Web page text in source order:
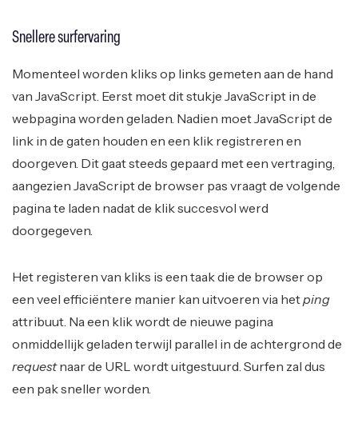
Snellere surfervaring
Momenteel worden kliks op links gemeten aan de hand
van JavaScript. Eerst moet dit stukje JavaScript in de
webpagina worden geladen. Nadien moet JavaScript de
link in de gaten houden en een klik registreren en
doorgeven. Dit gaat steeds gepaard met een vertraging,
aangezien JavaScript de browser pas vraagt de volgende
pagina te laden nadat de klik succesvol werd
doorgegeven.
Het registeren van kliks is een taak die de browser op
een veel efficiëntere manier kan uitvoeren via hetping
attribuut. Na een klik wordt de nieuwe pagina
onmiddellijk geladen terwijl parallel in de achtergrond de
requestnaar de URL wordt uitgestuurd. Surfen zal dus
een pak sneller worden.